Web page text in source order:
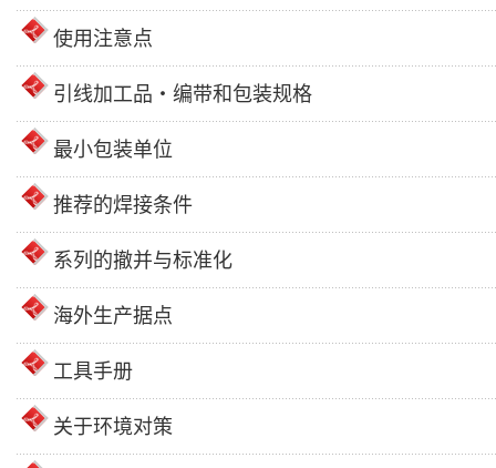
使用注意点
引线加工品・编带和包装规格
最小包装单位
推荐的焊接条件
系列的撤并与标准化
海外生产据点
工具手册
关于环境对策